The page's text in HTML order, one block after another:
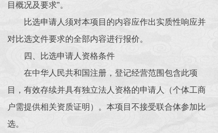
目概况及要求”。
比选申请人须对本项目的内容应作出实质性响应并
对比选文件要求的全部内容进行报价。
四、比选申请人资格条件
在中华人民共和国注册，登记经营范围包含此项
目，有效存续并具有独立法人资格的申请人（个体工商
户需提供相关资质证明）。本项目不接受联合体参加比
选。